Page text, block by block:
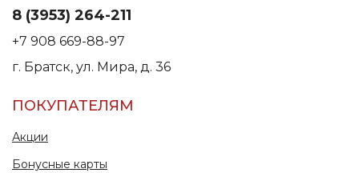
8 (3953) 264-211
+7 908 669-88-97
г. Братск, ул. Мира, д. 36
ПОКУПАТЕЛЯМ
Акции
Бонусные карты